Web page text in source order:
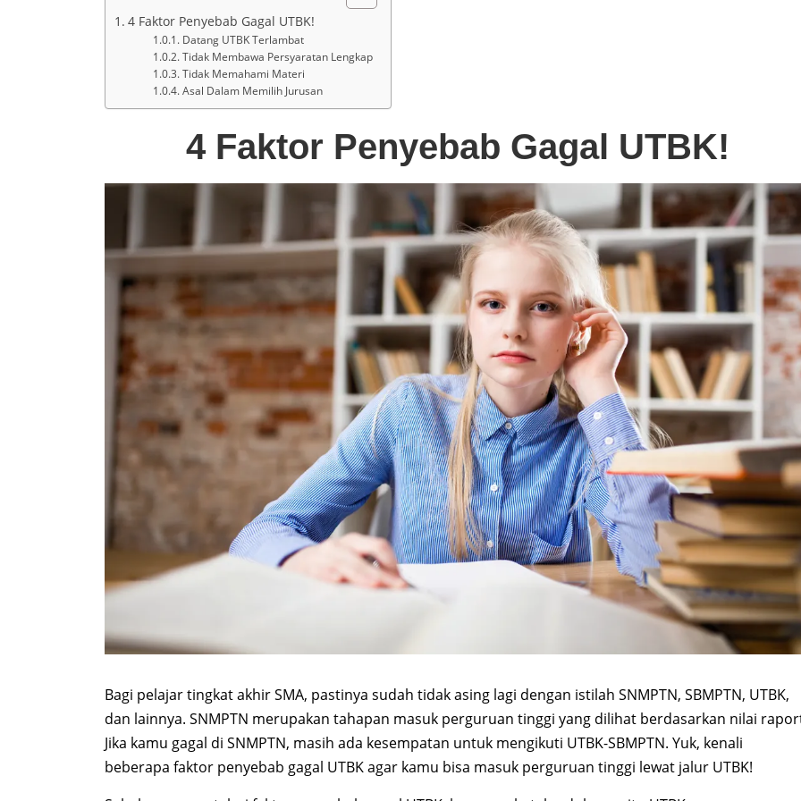
4 Faktor Penyebab Gagal UTBK!
Datang UTBK Terlambat
Tidak Membawa Persyaratan Lengkap
Tidak Memahami Materi
Asal Dalam Memilih Jurusan
4 Faktor Penyebab Gagal UTBK!
Bagi pelajar tingkat akhir SMA, pastinya sudah tidak asing lagi dengan istilah SNMPTN, SBMPTN, UTBK,
dan lainnya. SNMPTN merupakan tahapan masuk perguruan tinggi yang dilihat berdasarkan nilai
Jika kamu gagal di SNMPTN, masih ada kesempatan untuk mengikuti UTBK-SBMPTN. Yuk, kenali
beberapa faktor penyebab gagal UTBK agar kamu bisa masuk perguruan tinggi lewat jalur UTBK!